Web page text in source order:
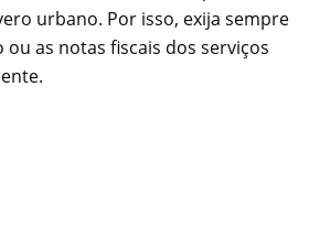
urbano. Por isso, exija sempre
as notas fiscais dos serviços